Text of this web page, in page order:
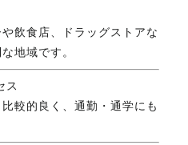
飲食店、ドラッグストアな
地域です。
ス
較的良く、通勤・通学にも